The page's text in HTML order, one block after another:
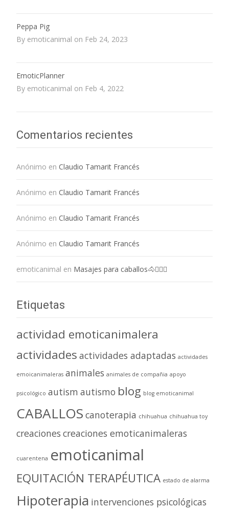
Peppa Pig
By emoticanimal on Feb 24, 2023
EmoticPlanner
By emoticanimal on Feb 4, 2022
Comentarios recientes
Anónimo en Claudio Tamarit Francés
Anónimo en Claudio Tamarit Francés
Anónimo en Claudio Tamarit Francés
Anónimo en Claudio Tamarit Francés
emoticanimal en Masajes para caballos🐴💆🏻‍♀️
Etiquetas
actividad emoticanimalera
actividades actividades adaptadas actividades
emoicanimaleras animales animales de compañia apoyo
psicológico autism autismo blog blog emoticanimal
CABALLOS canoterapia chihuahua chihuahua toy
creaciones creaciones emoticanimaleras
cuarentena emoticanimal
EQUITACIÓN TERAPÉUTICA estado de alarma
Hipoterapia intervenciones psicológicas